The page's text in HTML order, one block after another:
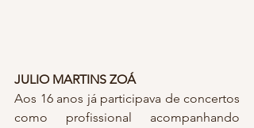
JULIO MARTINS ZOÁ
Aos 16 anos já participava de concertos
como profissional acompanhando